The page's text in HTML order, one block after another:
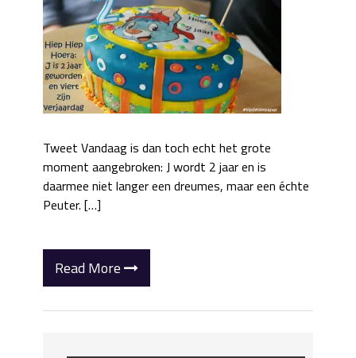
Tweet Vandaag is dan toch echt het grote
moment aangebroken: J wordt 2 jaar en is
daarmee niet langer een dreumes, maar een échte
Peuter. […]
Read More